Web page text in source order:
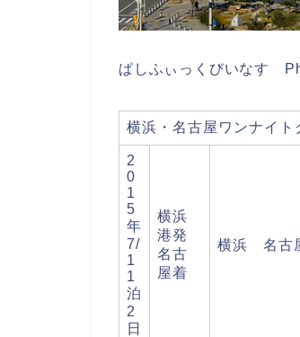
ぱしふぃっくびいなす
横浜・名古屋ワンナイ
2
0
1
5
年
7/
1
1
泊
2
日
横浜
港発
名古
屋着
横浜 名古